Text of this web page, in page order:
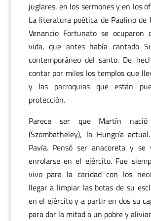
juglares, en los sermones y en los
La literatura poética de Paulino de
Venancio Fortunato se ocuparon
vida, que antes había cantado
contemporáneo del santo. De
contar por miles los templos que
y las parroquias que están
protección.
Parece ser que Martín
(Szombatheley), la Hungría
Pavía. Pensó ser anacoreta y se
enrolarse en el ejército. Fue
vivo para la caridad con los
llegar a limpiar las botas de su
en el ejército y a partir en dos su
para dar la mitad a un pobre y